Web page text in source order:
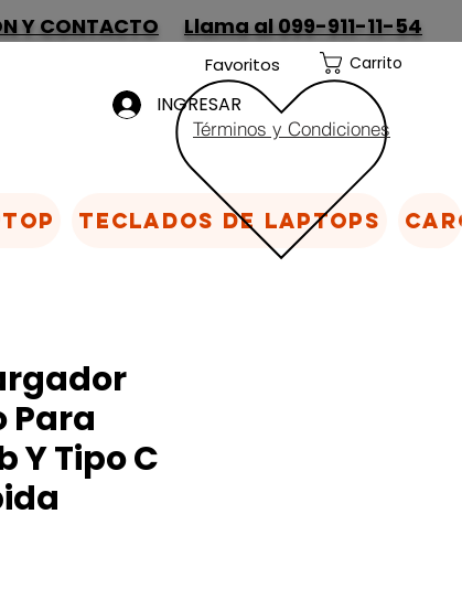
Y CONTACTO Llama al 099-911-11-54
Favoritos Carrito
Términos y Condiciones
INGRESAR
Para
Y Tipo C
Teclados de laptops